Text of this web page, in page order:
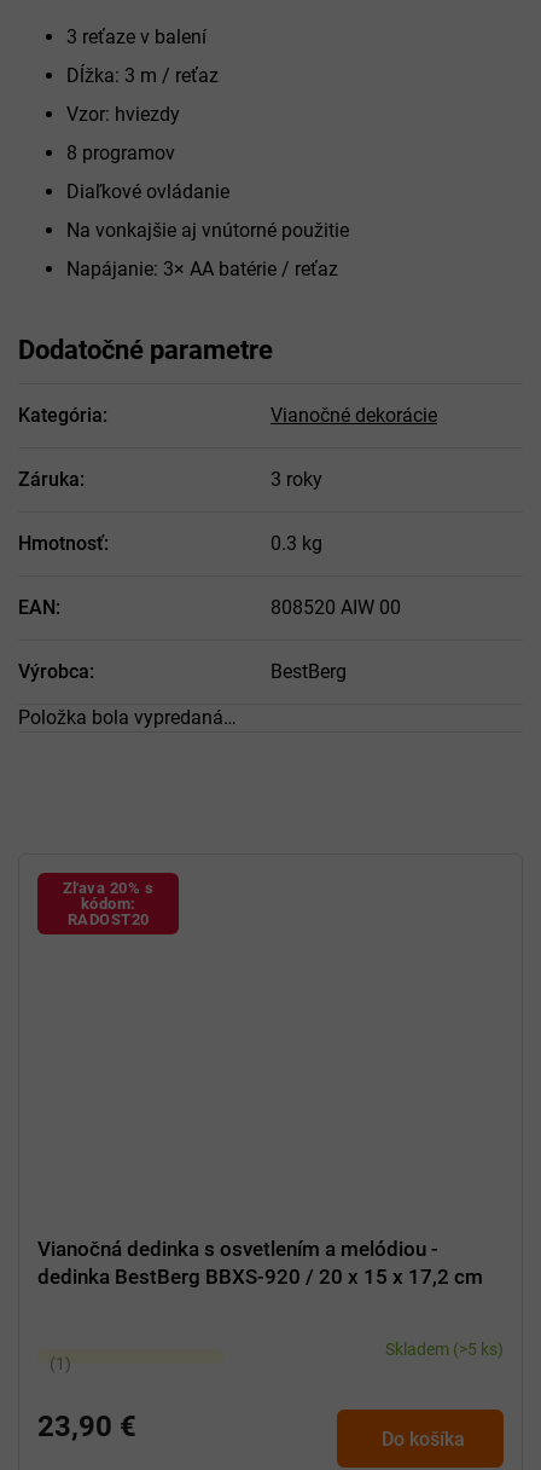
3 reťaze v balení
Dĺžka: 3 m / reťaz
Vzor: hviezdy
8 programov
Diaľkové ovládanie
Na vonkajšie aj vnútorné použitie
Napájanie: 3× AA batérie / reťaz
Dodatočné parametre
Kategória: Vianočné dekorácie
Záruka: 3 roky
Hmotnosť: 0.3 kg
EAN: 808520 AIW 00
Výrobca:
BestBerg
Položka bola vypredaná…
Zľava 20% s
kódom:
RADOST20
Vianočná dedinka s osvetlením a melódiou -
dedinka BestBerg BBXS-920 / 20 x 15 x 17,2 cm
Priemerné
produktu
Skladem (>5 ks)
23,90 € Do košíka